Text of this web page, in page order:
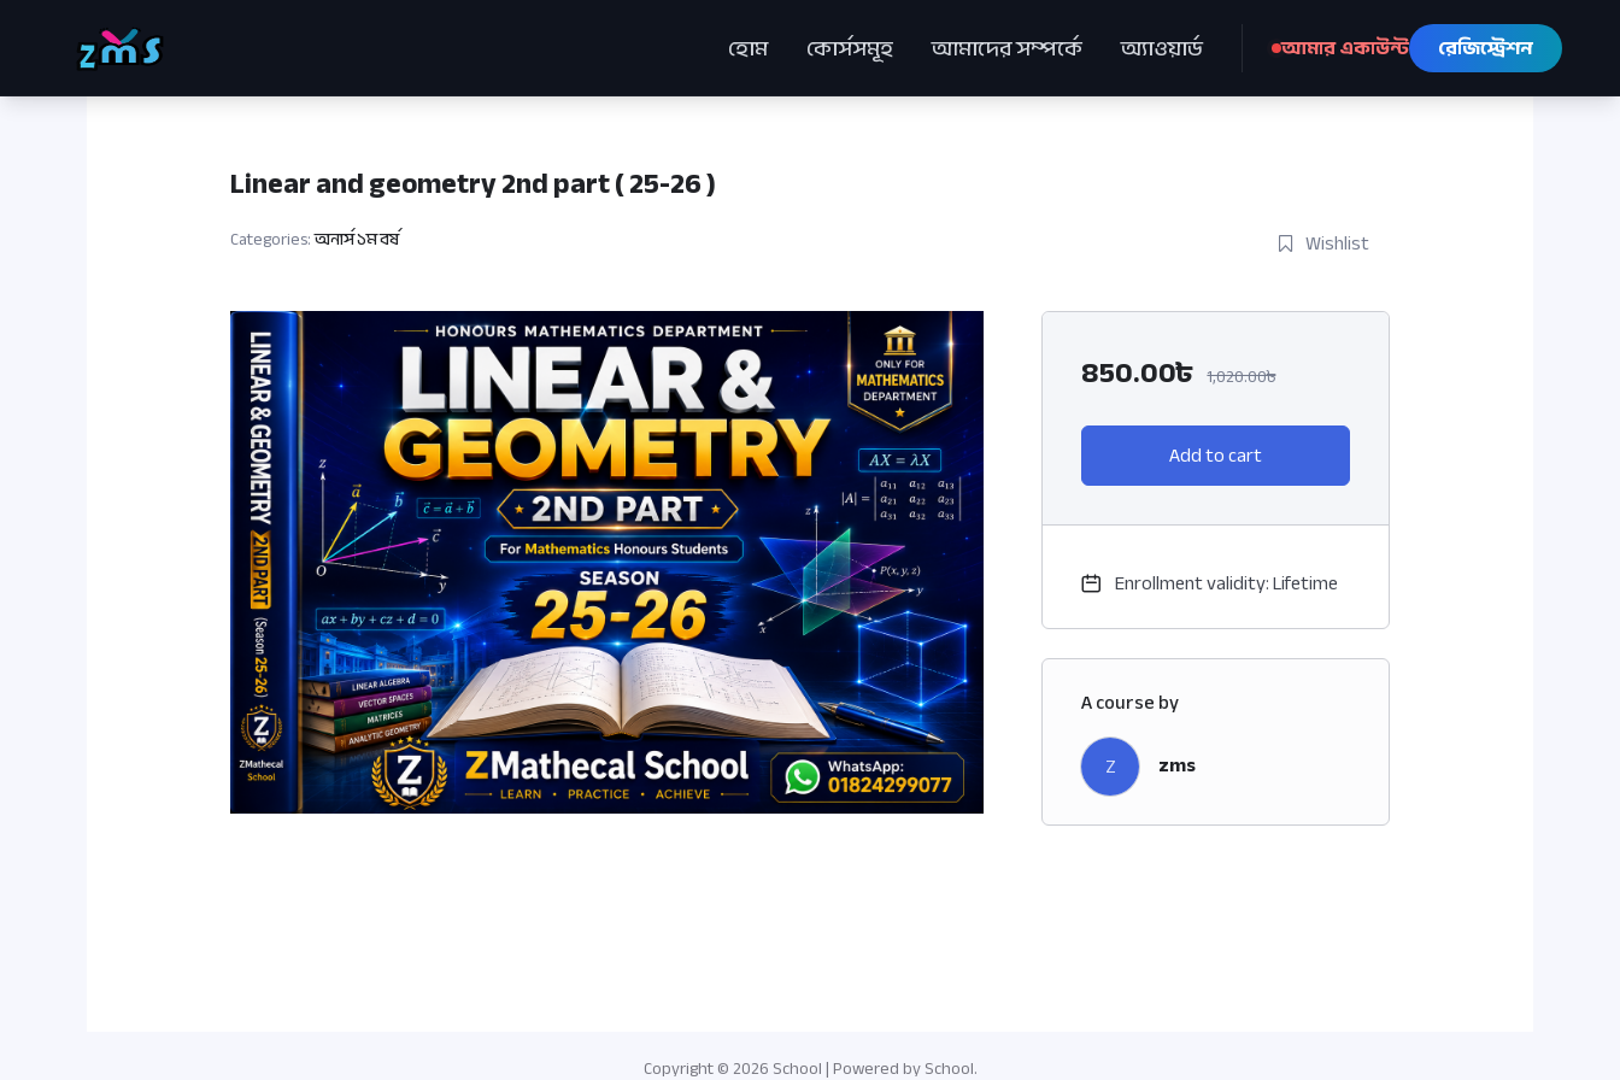
হোম কোর্সসমূহ আমাদের সম্পর্কে অ্যাওয়ার্ড আমার একাউন্ট রেজিস্ট্রেশন
Linear and geometry 2nd part ( 25-26 )
Categories:অনার্স ১ম বর্ষ Wishlist
850.00৳ 1,020.00৳
Add to cart
Enrollment validity: Lifetime
A course by
Z
zms
Copyright © 2026 School | Powered by School.